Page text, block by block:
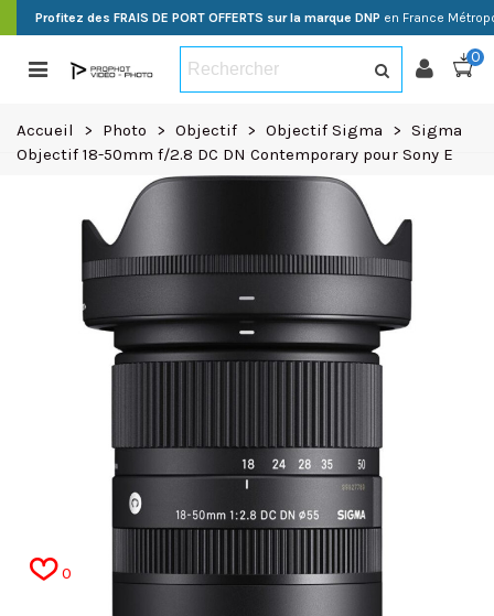
Profitez des FRAIS DE PORT OFFERTS sur la marque DNP en France
0
Accueil > Photo > Objectif > Objectif Sigma > Sigma
Objectif 18-50mm f/2.8 DC DN Contemporary pour Sony E
0